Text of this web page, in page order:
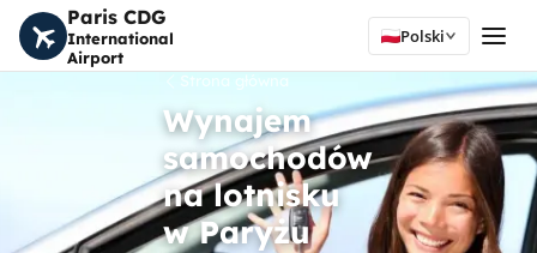
Paris CDG
International
Airport
Polski
Strona główna
Wynajem
samochodów
na lotnisku
w Paryżu